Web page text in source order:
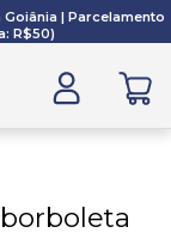
| Parcelamento
R$50)